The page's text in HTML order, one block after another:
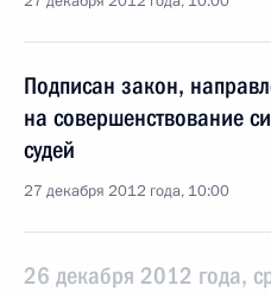
Подписан закон,
на совершенствование
судей
27 декабря 2012 года, 10:00
26 декабря 2012 года,